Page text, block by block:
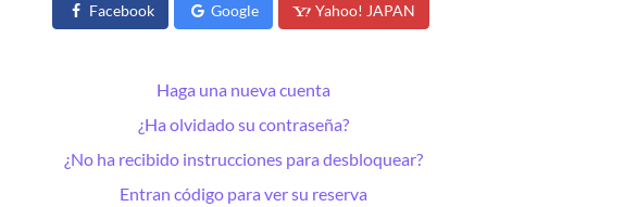
Facebook Google Yahoo! JAPAN
Haga una nueva cuenta
¿Ha olvidado su contraseña?
¿No ha recibido instrucciones para desbloquear?
Entran código para ver su reserva